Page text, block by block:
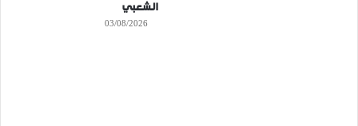
الشعبي
03/08/2026